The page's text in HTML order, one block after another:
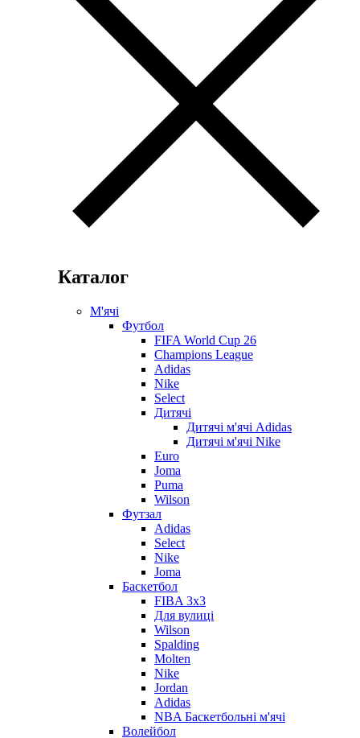
Каталог
М'ячі
Футбол
FIFA World Cup 26
Champions League
Adidas
Nike
Select
Дитячі
Дитячі м'ячі Adidas
Дитячі м'ячі Nike
Euro
Joma
Puma
Wilson
Футзал
Adidas
Select
Nike
Joma
Баскетбол
FIBA 3x3
Для вулиці
Wilson
Spalding
Molten
Nike
Jordan
Adidas
NBA Баскетбольні м'ячі
Волейбол